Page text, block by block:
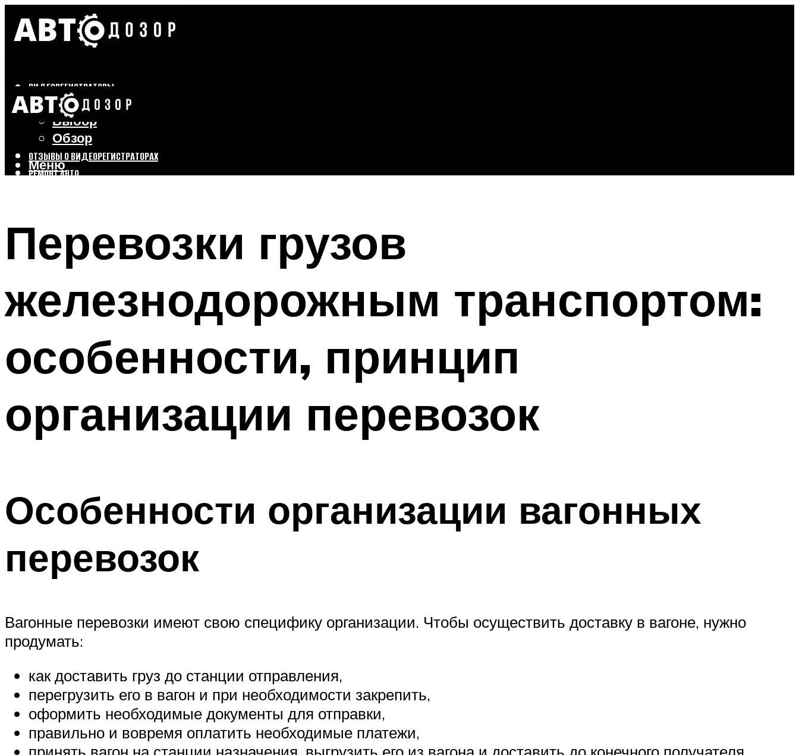
ВИДЕОРЕГИСТРАТОРЫ
Бренды
Выбор
Обзор
ОТЗЫВЫ О ВИДЕОРЕГИСТРАТОРАХ
РЕМОНТ АВТО
Меню
Меню
Перевозки грузов
железнодорожным транспортом:
особенности, принцип
организации перевозок
Особенности организации вагонных
перевозок
Вагонные перевозки имеют свою специфику организации. Чтобы осуществить доставку в вагоне, нужно
продумать:
как доставить груз до станции отправления,
перегрузить его в вагон и при необходимости закрепить,
оформить необходимые документы для отправки,
правильно и вовремя оплатить необходимые платежи,
принять вагон на станции назначения, выгрузить его из вагона и доставить до конечного получателя.